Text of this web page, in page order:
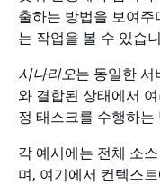
출하는 방법을 보여
는 작업을 볼 수 있습
시나리오는 동일한 서
와 결합된 상태에서
정 태스크를 수행하
각 예시에는 전체 소
며, 여기에서 컨텍스